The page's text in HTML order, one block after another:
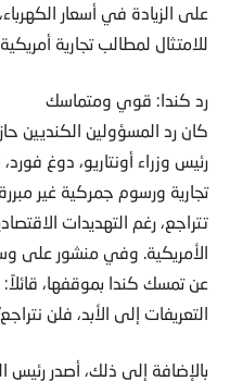
على الزيادة في أسعار
للامتثال لمطالب تجارية
رد كندا: قوي ومتماسك
كان رد المسؤولين الكنديين
رئيس وزراء أونتاريو، دوغ
تجارية ورسوم جمركية غير
تتراجع، رغم التهديدات
الأمريكية. وفي منشور على
عن تمسك كندا بموقفها،
التعريفات إلى الأبد، فلن
بالإضافة إلى ذلك، أصدر رئيس